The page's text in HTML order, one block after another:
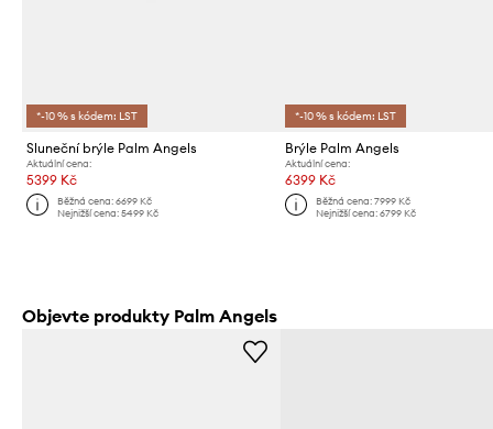
*-10 % s kódem: LST
Sluneční brýle Palm Angels
Aktuální cena:
5399 Kč
Běžná cena:6699 Kč
Nejnižší cena:5499 Kč
*-10 % s kódem: LST
Brýle Palm Angels
Aktuální cena:
6399 Kč
Běžná cena: 7999 Kč
Nejnižší cena: 6799 Kč
Objevte produkty Palm Angels